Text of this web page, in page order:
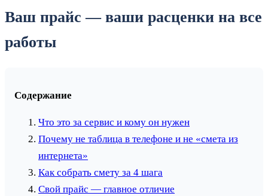
Ваш прайс — ваши расценки на все
работы
Содержание
Что это за сервис и кому он нужен
Почему не таблица в телефоне и не «смета из
интернета»
Как собрать смету за 4 шага
Свой прайс — главное отличие